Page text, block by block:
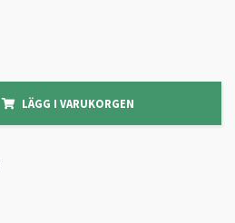
LÄGG I VARUKORGEN